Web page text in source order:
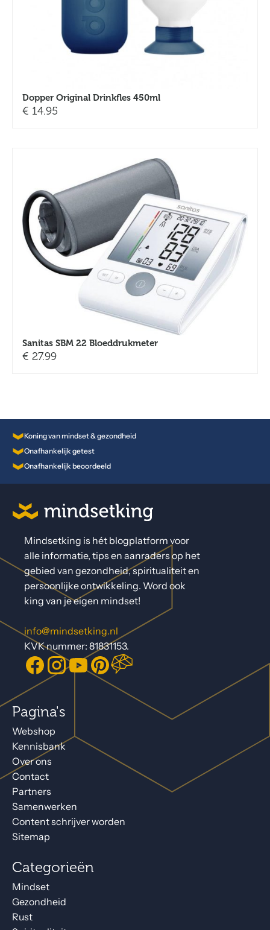
Dopper Original Drinkfles 450ml
€ 14.95
Sanitas SBM 22 Bloeddrukmeter
€ 27.99
Koning van mindset & gezondheid
Onafhankelijk getest
Onafhankelijk beoordeeld
Mindsetking is hét blogplatform voor
alle informatie, tips en aanraders op het
gebied van gezondheid, spiritualiteit en
persoonlijke ontwikkeling. Word ook
king van je eigen mindset!
info@mindsetking.nl
KVK nummer: 81831153.
Pagina's
Webshop
Kennisbank
Over ons
Contact
Partners
Samenwerken
Content schrijver worden
Sitemap
Categorieën
Mindset
Gezondheid
Rust